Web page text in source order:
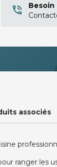
Besoin
associés
ranger les